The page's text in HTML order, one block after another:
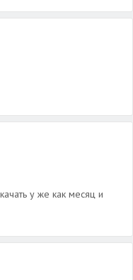
у же как месяц и